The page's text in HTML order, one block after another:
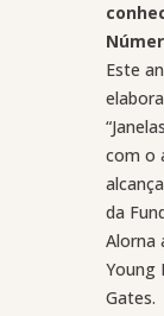
Este
com o
da
Alorna
Young
Gates.